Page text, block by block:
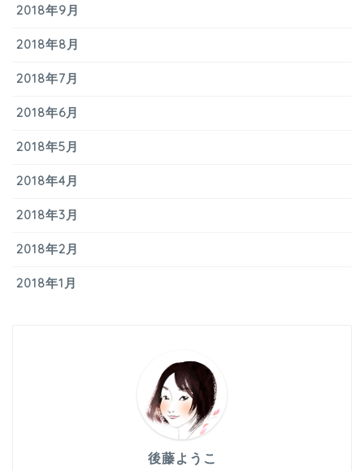
2018年9月
2018年8月
2018年7月
2018年6月
2018年5月
2018年4月
2018年3月
2018年2月
2018年1月
後藤ようこ